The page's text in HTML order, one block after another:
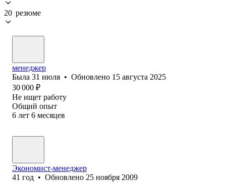
20 резюме
менеджер
Была 31 июля • Обновлено 15 августа 2025
30 000 ₽
Не ищет работу
Общий опыт
6 лет 6 месяцев
Экономист-менеджер
41 год • Обновлено 25 ноября 2009